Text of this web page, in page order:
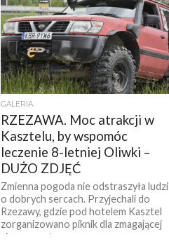
GALERIA
RZEZAWA. Moc atrakcji w
Kasztelu, by wspomóc
leczenie 8-letniej Oliwki –
DUŻO ZDJĘĆ
Zmienna pogoda nie odstraszyła ludzi
o dobrych sercach. Przyjechali do
Rzezawy, gdzie pod hotelem Kasztel
zorganizowano piknik dla zmagającej
się z nowotworem...